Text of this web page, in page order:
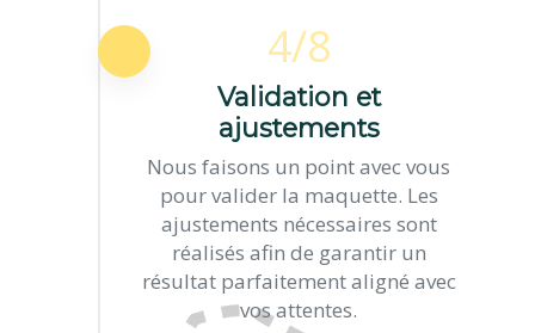
4/8
Validation et
ajustements
Nous faisons un point avec vous
pour valider la maquette. Les
ajustements nécessaires sont
réalisés afin de garantir un
résultat parfaitement aligné avec
vos attentes.